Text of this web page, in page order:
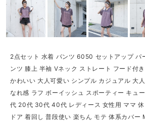
2点セット 水着 パンツ 6050 セットアップ パ
ンツ 膝上 半袖 Vネック ストレート フード付
かわいい 大人可愛い シンプル カジュアル 大
なれ感 ラフ ボーイッシュ スポーティー キュ
代 20代 30代 40代 レディース 女性用 ママ 休
ドア 着回し 普段使い 楽ちん モテ 体系カバ